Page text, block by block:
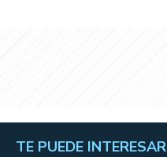
TE PUEDE INTERESAR